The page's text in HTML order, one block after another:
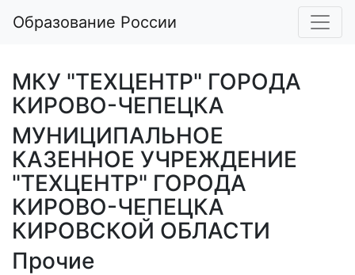
Образование России
МКУ "ТЕХЦЕНТР" ГОРОДА
КИРОВО-ЧЕПЕЦКА
МУНИЦИПАЛЬНОЕ
КАЗЕННОЕ УЧРЕЖДЕНИЕ
"ТЕХЦЕНТР" ГОРОДА
КИРОВО-ЧЕПЕЦКА
КИРОВСКОЙ ОБЛАСТИ
Прочие